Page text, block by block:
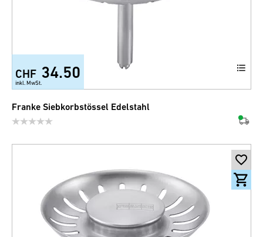
CHF 34.50
inkl. MwSt.
Franke Siebkorbstössel Edelstahl